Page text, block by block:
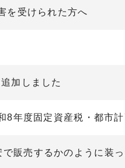
を受けられた方へ
加しました
年度固定資産税・都市
販売するかのように装